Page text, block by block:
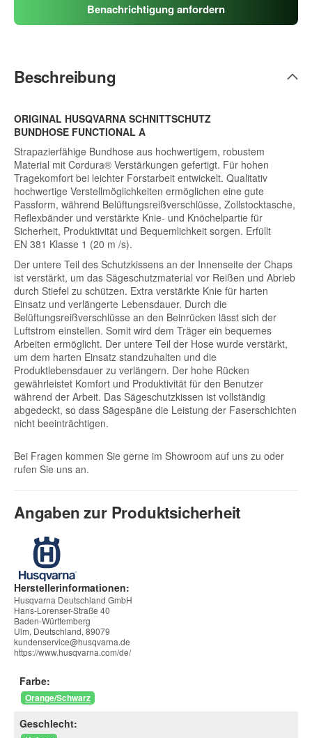
Benachrichtigung anfordern
Beschreibung
ORIGINAL HUSQVARNA SCHNITTSCHUTZ
BUNDHOSE FUNCTIONAL A
Strapazierfähige Bundhose aus hochwertigem, robustem
Material mit Cordura® Verstärkungen gefertigt. Für hohen
Tragekomfort bei leichter Forstarbeit entwickelt. Qualitativ
hochwertige Verstellmöglichkeiten ermöglichen eine gute
Passform, während Belüftungsreißverschlüsse, Zollstocktasche,
Reflexbänder und verstärkte Knie- und Knöchelpartie für
Sicherheit, Produktivität und Bequemlichkeit sorgen. Erfüllt
EN 381 Klasse 1 (20 m /s).
Der untere Teil des Schutzkissens an der Innenseite der Chaps
ist verstärkt, um das Sägeschutzmaterial vor Reißen und Abrieb
durch Stiefel zu schützen. Extra verstärkte Knie für harten
Einsatz und verlängerte Lebensdauer. Durch die
Belüftungsreißverschlüsse an den Beinrücken lässt sich der
Luftstrom einstellen. Somit wird dem Träger ein bequemes
Arbeiten ermöglicht. Der untere Teil der Hose wurde verstärkt,
um dem harten Einsatz standzuhalten und die
Produktlebensdauer zu verlängern. Der hohe Rücken
gewährleistet Komfort und Produktivität für den Benutzer
während der Arbeit. Das Sägeschutzkissen ist vollständig
abgedeckt, so dass Sägespäne die Leistung der Faserschichten
nicht beeinträchtigen.
Bei Fragen kommen Sie gerne im Showroom auf uns zu oder
rufen Sie uns an.
Angaben zur Produktsicherheit
Herstellerinformationen:
Husqvarna Deutschland GmbH
Hans-Lorenser-Straße 40
Baden-Württemberg
Ulm, Deutschland, 89079
kundenservice@husqvarna.de
https://www.husqvarna.com/de/
Farbe:
Orange/Schwarz
Geschlecht: